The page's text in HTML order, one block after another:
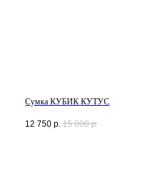
Сумка КУБИК КУТУС
12 750 р. 15 000 р.